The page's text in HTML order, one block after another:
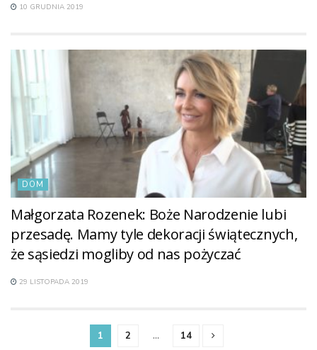
10 GRUDNIA 2019
DOM
Małgorzata Rozenek: Boże Narodzenie lubi
przesadę. Mamy tyle dekoracji świątecznych,
że sąsiedzi mogliby od nas pożyczać
29 LISTOPADA 2019
1 2 … 14